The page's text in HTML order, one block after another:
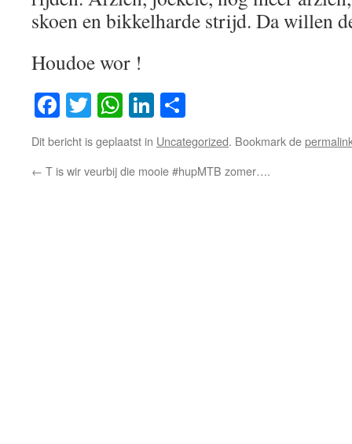
skoen en bikkelharde strijd. Da willen
Houdoe wor !
Facebook
TwitterWhatsApp
LinkedIn
Dit bericht is geplaatst in Uncategorized. Bookmark de
← T is wir veurbij die mooie #hupMTB zomer….